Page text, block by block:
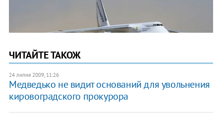
ЧИТАЙТЕ ТАКОЖ
24 липня 2009, 11:26
Медведько не видит оснований для увольнения
кировоградского прокурора